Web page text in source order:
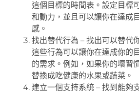
這個目標的時間表。設定目標
和動力，並且可以讓你在達成
感。
找出替代行為 – 找出可以替代
這些行為可以讓你在達成你的
的需求。例如，如果你的壞習
替換成吃健康的水果或蔬菜。
建立一個支持系統 – 找到能夠